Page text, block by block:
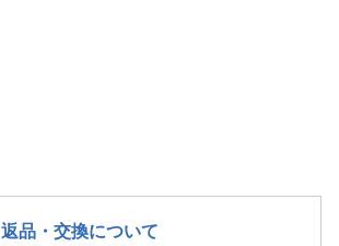
返品・交換について